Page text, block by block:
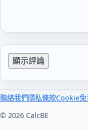
顯示評論
聯絡我們隱私條款Cookie
© 2026 CalcBE